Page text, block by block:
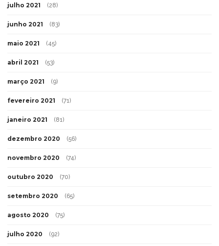
julho 2021 (28)
junho 2021 (83)
maio 2021 (45)
abril 2021 (53)
março 2021 (9)
fevereiro 2021 (71)
janeiro 2021 (81)
dezembro 2020 (56)
novembro 2020 (74)
outubro 2020 (70)
setembro 2020 (65)
agosto 2020 (75)
julho 2020 (92)